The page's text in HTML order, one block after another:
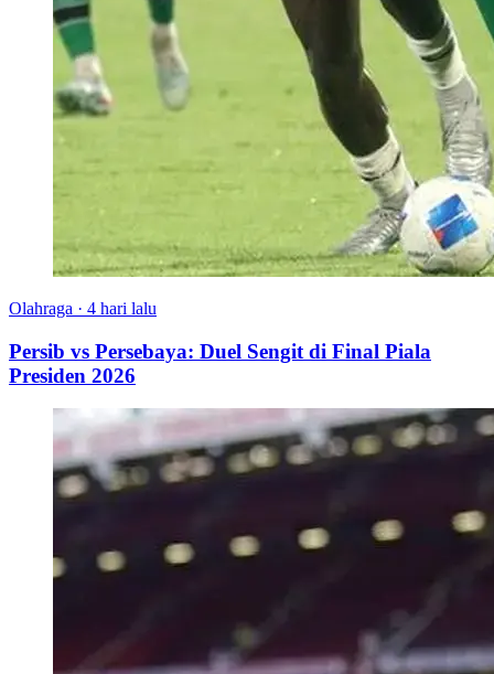
Olahraga · 4 hari lalu
Persib vs Persebaya: Duel Sengit di Final Piala
Presiden 2026